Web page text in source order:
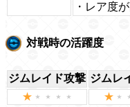
・レア度
対戦時の活躍度
ジムレイド攻撃 ジムレ